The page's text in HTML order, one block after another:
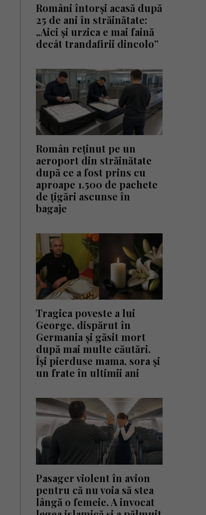
Români întorși acasă după
25 de ani în străinătate:
„Aici și urzica e mai faină
decât trandafirii dincolo”
Român reținut pe un
aeroport din străinătate
după ce a fost prins cu
aproape 1.500 de pachete
de țigări ascunse în
bagaje
Tragica poveste a lui
George, dispărut în
Germania și găsit mort
după mai multe căutări.
Își pierduse mama, sora și
un frate în ultimii ani
Pasager violent în avion
pentru că nu voia să stea
lângă o femeie. A invocat